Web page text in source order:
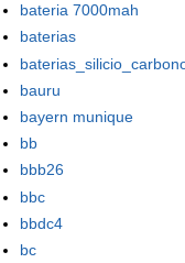
bateria 7000mah
baterias
bauru
bayern munique
bb
bbb26
bbc
bbdc4
bc